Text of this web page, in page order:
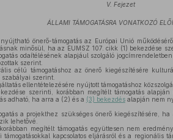
V. Fejezet
ÁLLAMI TÁMOGATÁSRA VONATKOZÓ
önerő-támogatás az Európai Unió
minősül, ha az EUMSZ 107. cikk (1) bekezdése
odaítélésének alapjául szolgáló
szerint.
célú támogatáshoz az önerő kiegészítésére
szerint.
ellentételezésére nyújtott támogatáshoz
szerinti, korábban megítélt támogatás
adható, ha arra a (2) és a (3) bekezdésalapján nem
a projekthez szükséges önerő kiegészítésére,
lehetővé.
megítélt támogatás együttesen nem
kapcsolatos eljárásról és a regionális